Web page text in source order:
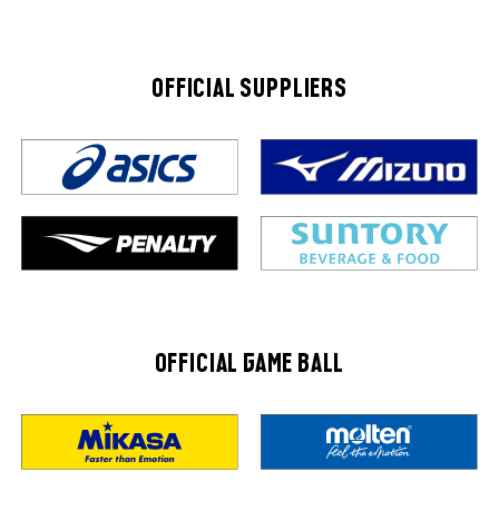
OFFICIAL SUPPLIERS
OFFICIAL GAME BALL